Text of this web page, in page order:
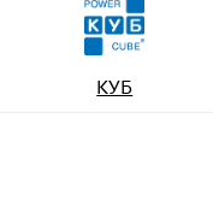
КУБ